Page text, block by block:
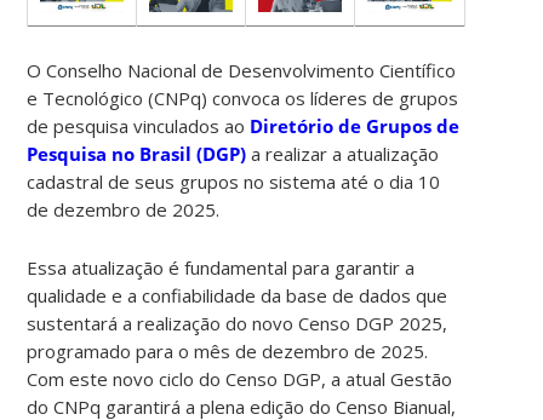
O Conselho Nacional de Desenvolvimento Científico
e Tecnológico (CNPq) convoca os líderes de grupos
de pesquisa vinculados ao Diretório de Grupos de
Pesquisa no Brasil (DGP) a realizar a atualização
cadastral de seus grupos no sistema até o dia 10
de dezembro de 2025.
Essa atualização é fundamental para garantir a
qualidade e a confiabilidade da base de dados que
sustentará a realização do novo Censo DGP 2025,
programado para o mês de dezembro de 2025.
Com este novo ciclo do Censo DGP, a atual Gestão
do CNPq garantirá a plena edição do Censo Bianual,